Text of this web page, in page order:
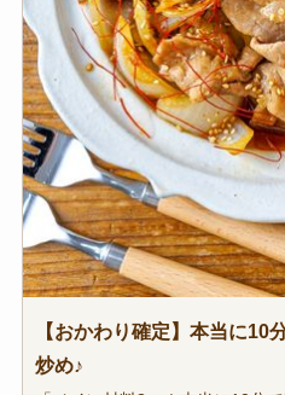
【おかわり確定】本当に
炒め♪